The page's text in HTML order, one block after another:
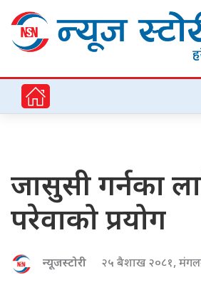
जासुसी गर्नका
परेवाको प्रयोग
न्यूजस्टोरी २५ बैशाख २०८१,